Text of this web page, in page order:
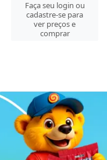
Faça seu login ou
cadastre-se para
ver preços e
comprar